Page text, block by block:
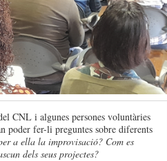
CNL i algunes persones voluntàries
poder fer-li preguntes sobre diferents
a ella la improvisació? Com es
dels seus projectes?